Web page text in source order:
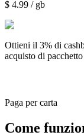
$ 4.99 / gb
Ottieni il 3% di
acquisto di
Paga per carta
Come